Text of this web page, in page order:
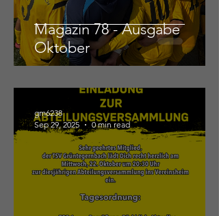
Magazin 78 - Ausgabe
Oktober
gm6238
Sep 29, 2025
0 min read